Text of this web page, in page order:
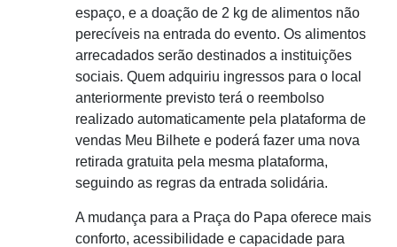
espaço, e a doação de 2 kg de alimentos não
perecíveis na entrada do evento. Os alimentos
arrecadados serão destinados a instituições
sociais. Quem adquiriu ingressos para o local
anteriormente previsto terá o reembolso
realizado automaticamente pela plataforma de
vendas Meu Bilhete e poderá fazer uma nova
retirada gratuita pela mesma plataforma,
seguindo as regras da entrada solidária.
A mudança para a Praça do Papa oferece mais
conforto, acessibilidade e capacidade para